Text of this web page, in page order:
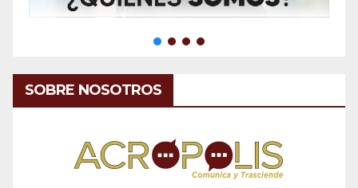
SOBRE NOSOTROS